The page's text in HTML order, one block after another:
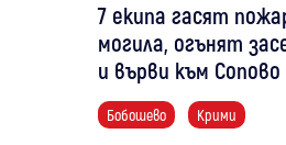
7 екипа гасят
могила, огънят
и върви към Сопово
Бобошево Крими